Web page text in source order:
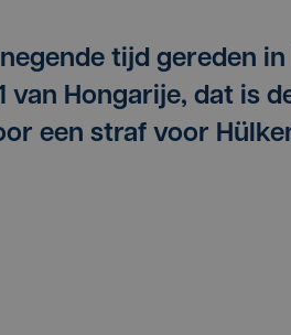
tijd gereden
van Hongarije, dat is
een straf voor